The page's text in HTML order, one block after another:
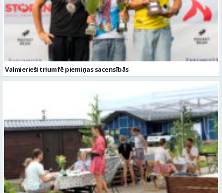
Valmierieši triumfē piemiņas sacensībās